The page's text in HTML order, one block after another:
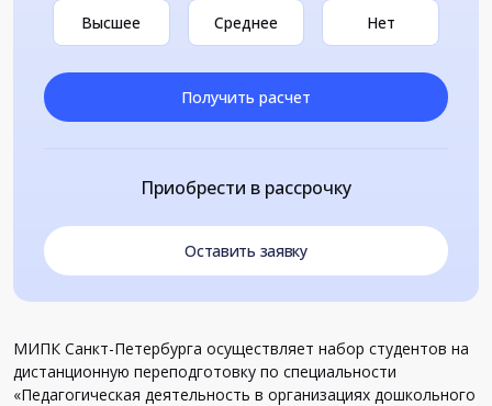
Высшее Среднее Нет
Получить расчет
Приобрести в рассрочку
Оставить заявку
МИПК Санкт-Петербурга осуществляет набор студентов на
дистанционную переподготовку по специальности
«Педагогическая деятельность в организациях дошкольного